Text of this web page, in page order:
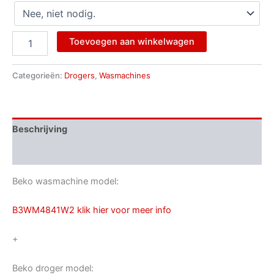
Toevoegen aan winkelwagen
Categorieën: Drogers, Wasmachines
Beschrijving
Beko wasmachine model:
B3WM4841W2 klik hier voor meer info
+
Beko droger model: